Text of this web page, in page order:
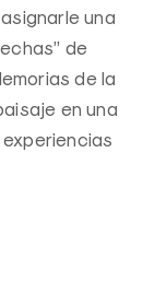
una
de
de la
en una